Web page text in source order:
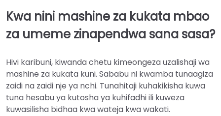
Kwa nini mashine za kukata mbao
za umeme zinapendwa sana sasa?
Hivi karibuni, kiwanda chetu kimeongeza uzalishaji wa
mashine za kukata kuni. Sababu ni kwamba tunaagiza
zaidi na zaidi nje ya nchi. Tunahitaji kuhakikisha kuwa
tuna hesabu ya kutosha ya kuhifadhi ili kuweza
kuwasilisha bidhaa kwa wateja kwa wakati.